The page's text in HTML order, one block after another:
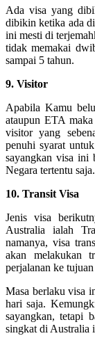
Ada visa yang
dibikin ketika ada
ini mesti di
tidak memakai
sampai 5 tahun.
9. Visitor
Apabila Kamu
ataupun ETA
visitor yang
penuhi syarat
sayangkan visa ini
Negara tertentu saja.
10. Transit Visa
Jenis visa
Australia ialah
namanya, visa
akan melakukan
perjalanan ke
Masa berlaku visa
hari saja.
sayangkan, tetapi
singkat di Australia